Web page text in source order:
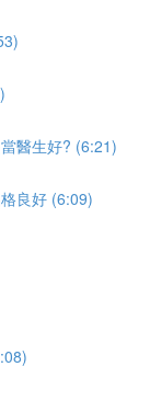
醫生好? (6:21)
良好 (6:09)